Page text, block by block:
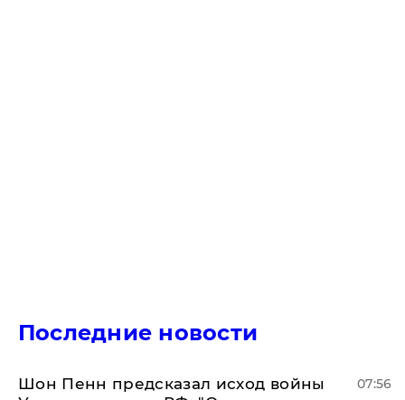
Последние новости
Шон Пенн предсказал исход войны
07:56